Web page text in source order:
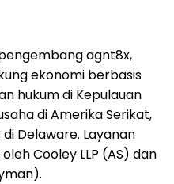
agnt8x,
ekonomi berbasis
hukum di Kepulauan
di Amerika Serikat,
di Delaware. Layanan
Cooley LLP (AS) dan